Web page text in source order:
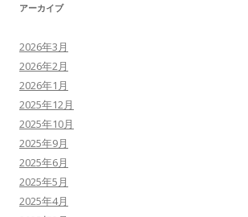
アーカイブ
2026年3月
2026年2月
2026年1月
2025年12月
2025年10月
2025年9月
2025年6月
2025年5月
2025年4月